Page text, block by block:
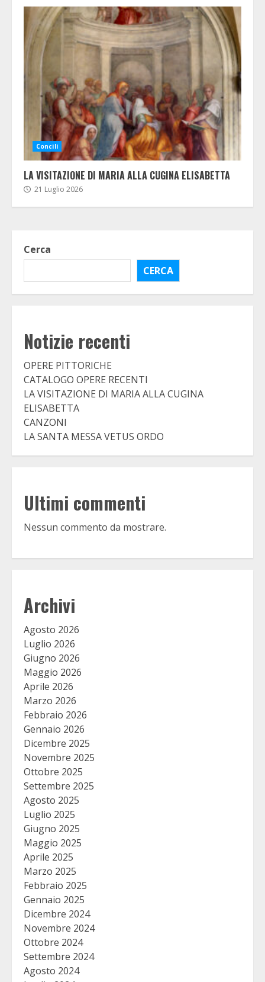
Concili
LA VISITAZIONE DI MARIA ALLA CUGINA ELISABETTA
21 Luglio 2026
Cerca
CERCA
Notizie recenti
OPERE PITTORICHE
CATALOGO OPERE RECENTI
LA VISITAZIONE DI MARIA ALLA CUGINA
ELISABETTA
CANZONI
LA SANTA MESSA VETUS ORDO
Ultimi commenti
Nessun commento da mostrare.
Archivi
Agosto 2026
Luglio 2026
Giugno 2026
Maggio 2026
Aprile 2026
Marzo 2026
Febbraio 2026
Gennaio 2026
Dicembre 2025
Novembre 2025
Ottobre 2025
Settembre 2025
Agosto 2025
Luglio 2025
Giugno 2025
Maggio 2025
Aprile 2025
Marzo 2025
Febbraio 2025
Gennaio 2025
Dicembre 2024
Novembre 2024
Ottobre 2024
Settembre 2024
Agosto 2024